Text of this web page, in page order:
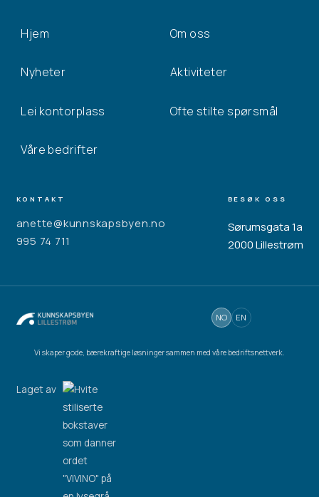
Hjem Om oss
Nyheter Aktiviteter
Lei kontorplass Ofte stilte spørsmål
Våre bedrifter
KONTAKT
anette@kunnskapsbyen.no
995 74 711
BESØK OSS
Sørumsgata 1a
2000 Lillestrøm
Vi skaper gode, bærekraftige løsninger sammen med våre bedriftsnettverk.
NO EN
Laget av